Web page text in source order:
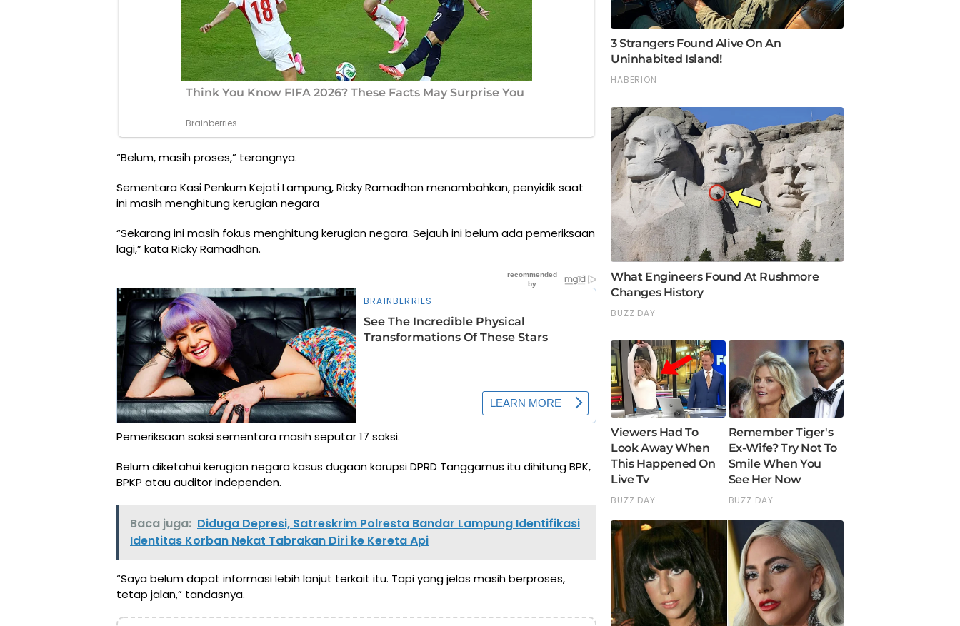
“Belum, masih proses,” terangnya.
Sementara Kasi Penkum Kejati Lampung, Ricky Ramadhan menambahkan, penyidik saat
ini masih menghitung kerugian negara
“Sekarang ini masih fokus menghitung kerugian negara. Sejauh ini belum ada pemeriksaan
lagi,” kata Ricky Ramadhan.
Pemeriksaan saksi sementara masih seputar 17 saksi.
Belum diketahui kerugian negara kasus dugaan korupsi DPRD Tanggamus itu dihitung BPK,
BPKP atau auditor independen.
Baca juga: Diduga Depresi, Satreskrim Polresta Bandar Lampung Identifikasi
Identitas Korban Nekat Tabrakan Diri ke Kereta Api
“Saya belum dapat informasi lebih lanjut terkait itu. Tapi yang jelas masih berproses,
tetap jalan,” tandasnya.